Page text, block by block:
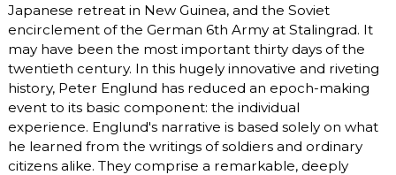
Japanese retreat in New Guinea, and the Soviet
encirclement of the German 6th Army at Stalingrad. It
may have been the most important thirty days of the
twentieth century. In this hugely innovative and riveting
history, Peter Englund has reduced an epoch-making
event to its basic component: the individual
experience. Englund's narrative is based solely on what
he learned from the writings of soldiers and ordinary
citizens alike. They comprise a remarkable, deeply